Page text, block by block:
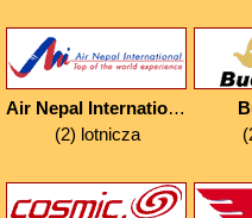
Air Nepal International
(2) lotnicza